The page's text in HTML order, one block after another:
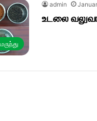
admin
உடலை